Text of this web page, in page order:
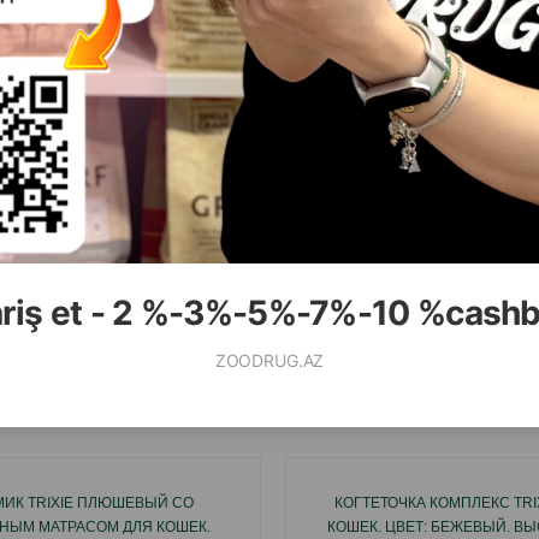
et - 2 %-3%-5%-7%-10
ZOODRUG.AZ
( Отзывы)
Цена
Купить
1 шт
7.00
КУПИТЬ
TRIXIE ПЛЮШЕВЫЙ СО
МАТРАСОМ ДЛЯ КОШЕК.
КОГТЕТОЧКА КОМПЛЕКС
КОШЕК. ЦВЕТ: БЕЖЕВЫЙ.